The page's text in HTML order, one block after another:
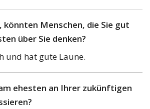
könnten Menschen, die Sie gut
über Sie denken?
und hat gute Laune.
ehesten an Ihrer zukünftigen